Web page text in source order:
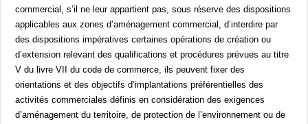
commercial, s’il ne leur appartient pas, sous réserve des dispositions
applicables aux zones d’aménagement commercial, d’interdire par
des dispositions impératives certaines opérations de création ou
d’extension relevant des qualifications et procédures prévues au titre
V du livre VII du code de commerce, ils peuvent fixer des
orientations et des objectifs d’implantations préférentielles des
activités commerciales définis en considération des exigences
d’aménagement du territoire, de protection de l’environnement ou de